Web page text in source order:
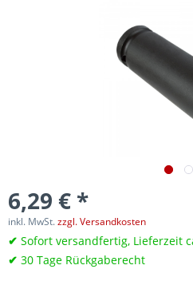
6,29 € *
inkl. MwSt.zzgl. Versandkosten
✔ Sofort versandfertig, Lieferzeit
✔ 30 Tage Rückgaberecht